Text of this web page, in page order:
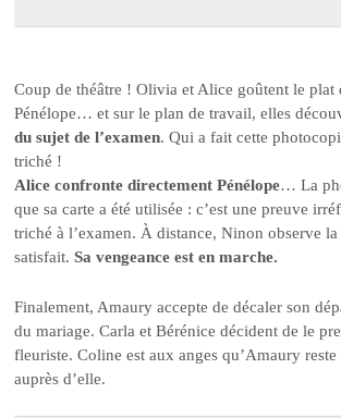
Coup de théâtre ! Olivia et Alice goûtent le plat
Pénélope… et sur le plan de travail, elles
du sujet de l’examen. Qui a fait cette
triché !
Alice confronte directement Pénélope… La
que sa carte a été utilisée : c’est une preuve
triché à l’examen. À distance, Ninon observe la
satisfait.Sa vengeance est en marche.
Finalement, Amaury accepte de décaler son
du mariage. Carla et Bérénice décident de le
fleuriste. Coline est aux anges qu’Amaury
auprès d’elle.